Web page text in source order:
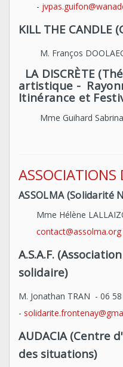
-
KILL THE CANDLE
M. Franços
LA DISCRÈTE
artistique -
Itinérance et
Mme Guihard
ASSOCIATIONS
ASSOLMA (Solidarité
Mme Hélène
contact@assolma.org
A.S.A.F.
solidaire)
M. Jonathan TRAN - 06
-
AUDACIA (Centre
des situations)